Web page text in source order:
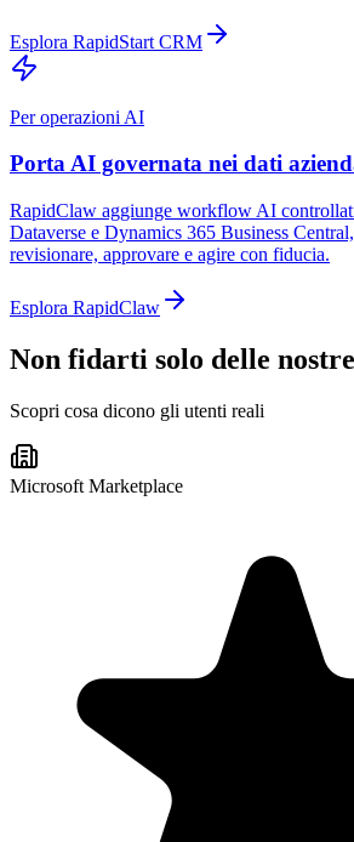
Esplora RapidStart CRM
Per operazioni AI
Porta AI governata nei dati
RapidClaw aggiunge workflow AI
Dataverse e Dynamics 365 Business
revisionare, approvare e agire con fiducia.
Esplora RapidClaw
Non fidarti solo delle
Scopri cosa dicono gli utenti reali
Microsoft Marketplace